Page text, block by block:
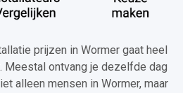
prijzen in Wormer gaat heel
ontvang je dezelfde dag
alleen mensen in Wormer, maar